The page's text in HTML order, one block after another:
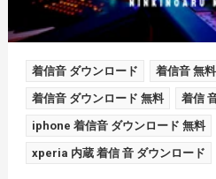
着信音 ダウンロード 着信音 無料
着信音 ダウンロード 無料 着信
iphone 着信音 ダウンロード 無料
xperia 内蔵 着信 音 ダウンロード